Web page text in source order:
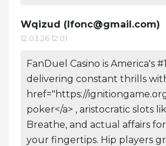
Wqizud (lfonc@gmail.com)
12.03.26 12:01
FanDuel Casino is America's
delivering constant thrills
href="https://
poker</a> , aristocratic slots
Breathe, and actual affairs
your fingertips. Hip players